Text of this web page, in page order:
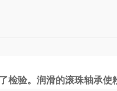
验。润滑的滚珠轴承